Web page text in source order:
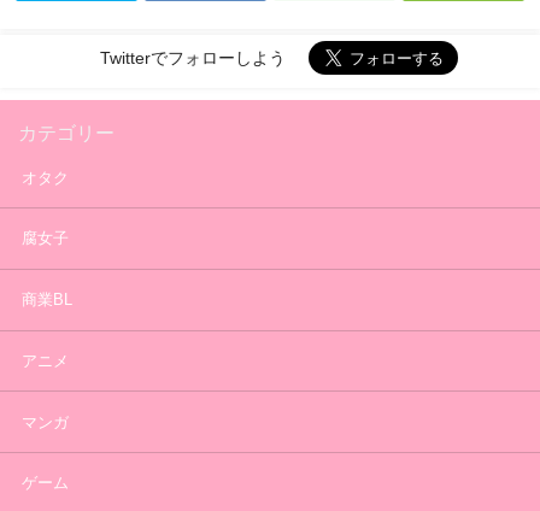
Twitterでフォローしよう
カテゴリー
オタク
腐女子
商業BL
アニメ
マンガ
ゲーム